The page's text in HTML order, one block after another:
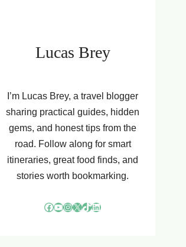
Lucas Brey
I’m Lucas Brey, a travel blogger
sharing practical guides, hidden
gems, and honest tips from the
road. Follow along for smart
itineraries, great food finds, and
stories worth bookmarking.
Facebook YouTube InstagramX TikTok LinkedIn